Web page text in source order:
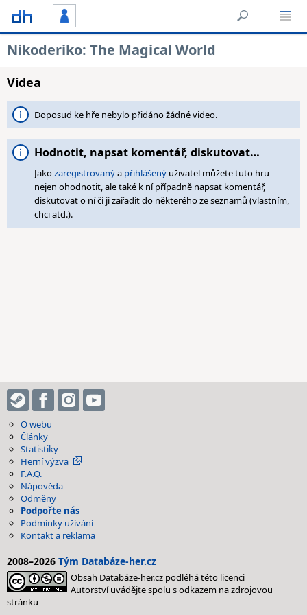
Nikoderiko: The Magical World
Videa
Doposud ke hře nebylo přidáno žádné video.
Hodnotit, napsat komentář, diskutovat…
Jakozaregistrovanýa přihlášený uživatel můžete tuto hru
nejen ohodnotit, ale také k ní případně napsat komentář,
diskutovat o ní či ji zařadit do některého ze seznamů (vlastním,
chci atd.).
O webu
Články
Statistiky
Herní výzva
F.A.Q.
Nápověda
Odměny
Podpořte nás
Podmínky užívání
Kontakt a reklama
2008–2026 Tým Databáze-her.cz
Obsah Databáze-her.cz podléhá této licenci
Autorství uvádějte spolu s odkazem na zdrojovou
stránku